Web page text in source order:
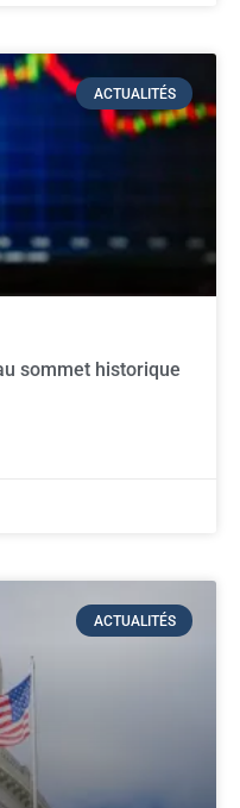
ACTUALITÉS
sommet historique
ACTUALITÉS